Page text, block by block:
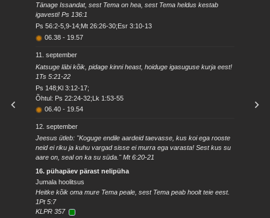
Tänage Issandat, sest Tema on hea, sest Tema heldus kestab
igavesti! Ps 136:1
Ps 56:2-5,9-14;Mt 26:26-30;Esr 3:10-13
06.38 - 19.57
11. september
Katsuge läbi kõik, pidage kinni heast, hoiduge igasuguse kurja eest!
1Ts 5:21-22
Ps 148;Kl 3:12-17;
Õhtul: Ps 22:24-32;Lk 1:53-55
06.40 - 19.54
12. september
Jeesus ütleb: "Koguge endile aardeid taevasse, kus koi ega rooste
neid ei riku ja kuhu vargad sisse ei murra ega varasta! Sest kus su
aare on, seal on ka su süda." Mt 6:20-21
16. pühapäev pärast nelipüha
Jumala hoolitsus
Heitke kõik oma mure Tema peale, sest Tema peab hoolt teie eest.
1Pt 5:7
KLPR 357